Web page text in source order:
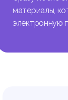
20
с.
материалы,
электронную